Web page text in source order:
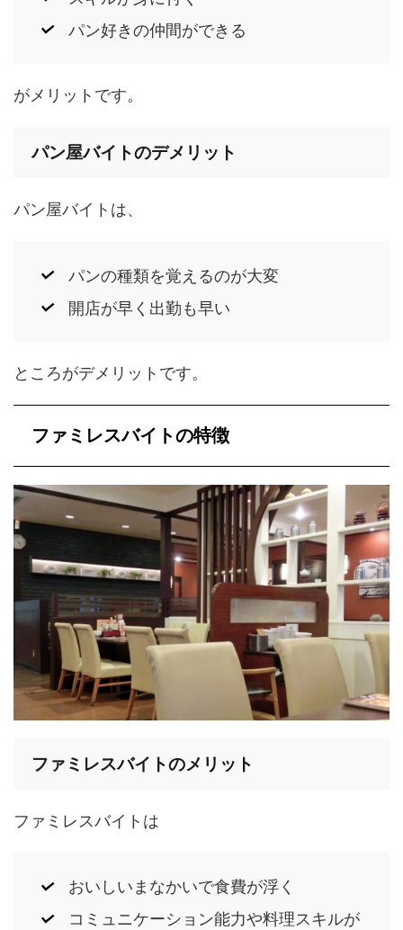
パン好きの仲間ができる
がメリットです。
パン屋バイトのデメリット
パン屋バイトは、
パンの種類を覚えるのが大変
開店が早く出勤も早い
ところがデメリットです。
ファミレスバイトの特徴
ファミレスバイトのメリット
ファミレスバイトは
おいしいまなかいで食費が浮く
コミュニケーション能力や料理スキルが